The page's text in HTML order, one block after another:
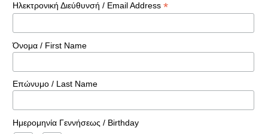
Ηλεκτρονική Διεύθυνσή / Email Address *
Όνομα / First Name
Επώνυμο / Last Name
Ημερομηνία Γεννήσεως / Birthday